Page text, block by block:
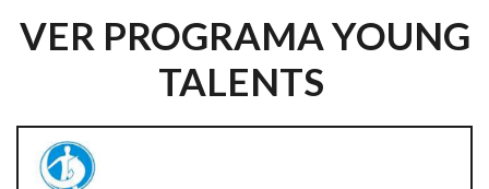
VER PROGRAMA YOUNG
TALENTS